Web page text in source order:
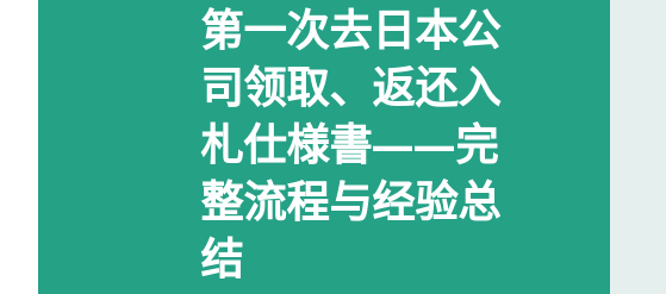
第一次去日本公
司领取、返还入
札仕様書——完
整流程与经验总
结